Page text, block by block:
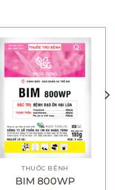
THUỐC BỆNH
BIM 800WP